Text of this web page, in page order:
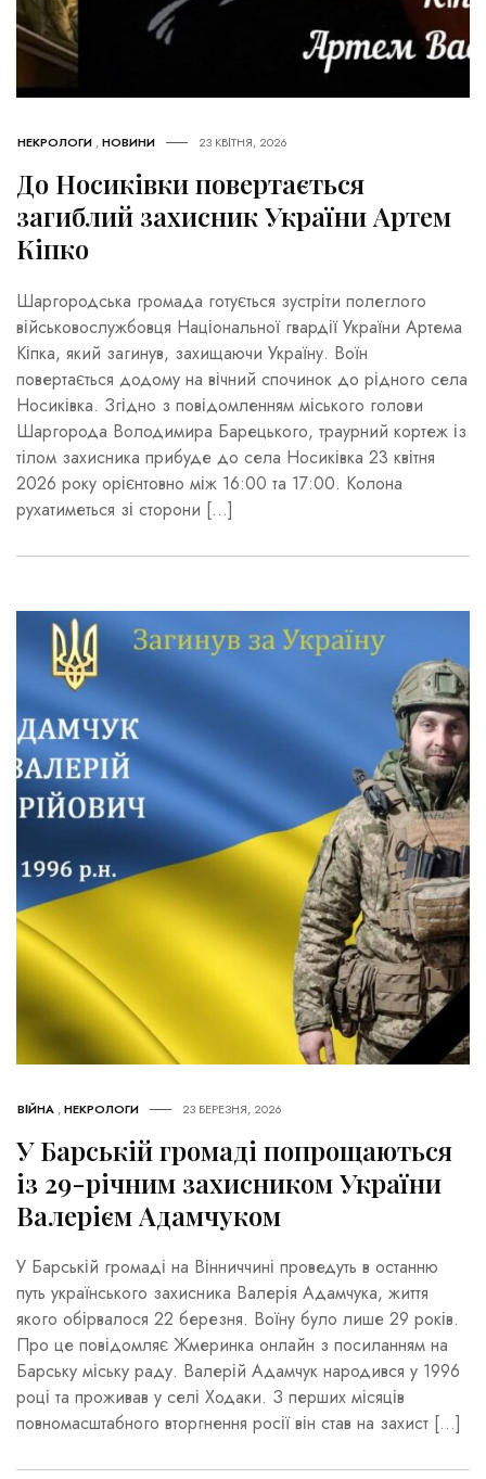
НЕКРОЛОГИ ,НОВИНИ 23 КВІТНЯ, 2026
До Носиківки повертається
загиблий захисник України Артем
Кіпко
Шаргородська громада готується зустріти полеглого
військовослужбовця Національної гвардії України Артема
Кіпка, який загинув, захищаючи Україну. Воїн
повертається додому на вічний спочинок до рідного села
Носиківка. Згідно з повідомленням міського голови
Шаргорода Володимира Барецького, траурний кортеж із
тілом захисника прибуде до села Носиківка 23 квітня
2026 року орієнтовно між 16:00 та 17:00. Колона
рухатиметься зі сторони […]
ВІЙНА ,НЕКРОЛОГИ 23 БЕРЕЗНЯ, 2026
У Барській громаді попрощаються
із 29-річним захисником України
Валерієм Адамчуком
У Барській громаді на Вінниччині проведуть в останню
путь українського захисника Валерія Адамчука, життя
якого обірвалося 22 березня. Воїну було лише 29 років.
Про це повідомляє Жмеринка онлайн з посиланням на
Барську міську раду. Валерій Адамчук народився у 1996
році та проживав у селі Ходаки. З перших місяців
повномасштабного вторгнення росії він став на захист […]